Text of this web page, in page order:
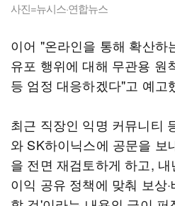
사진=뉴시스·연합뉴스
이어 "온라인을 통해 확산하
유포 행위에 대해 무관용 원
등 엄정 대응하겠다"고 예고
최근 직장인 익명 커뮤니티
와 SK하이닉스에 공문을 보
을 전면 재검토하게 하고,
이익 공유 정책에 맞춰 보상